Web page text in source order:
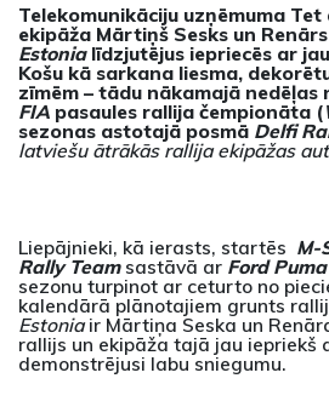
Telekomunikāciju uzņēmuma
ekipāža Mārtiņš Sesks un
Estonialīdzjutējus iepriecēs ar
Košu kā sarkana liesma,
zīmēm – tādu nākamajā nedēļas
FIA pasaules rallija čempionāta (
sezonas astotajā posmā Delfi
latviešu ātrākās rallija ekipāžas
Liepājnieki, kā ierasts, startēs M-
Rally Teamsastāvā ar Ford
sezonu turpinot ar ceturto no
kalendārā plānotajiem grunts
Estoniair Mārtiņa Seska un
rallijs un ekipāža tajā jau iepriekš
demonstrējusi labu sniegumu.